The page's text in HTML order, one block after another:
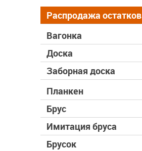
Распродажа остатков
Вагонка
Доска
Заборная доска
Планкен
Брус
Имитация бруса
Брусок